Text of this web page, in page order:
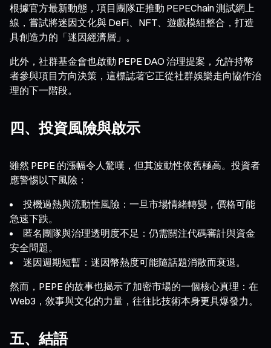
根據官方最新動態，項目團隊正推動 PEPEChain 測試網上
線，嘗試將迷因文化與 DeFi、NFT、遊戲模組整合，打造
具創造力的「迷因經濟層」。
此外，社群基金會也啟動 PEPE DAO 治理提案，允許持幣
者參與項目方向決策，這標誌著它正從社群娛樂走向協作治
理的下一階段。
四、投資風險與啟示
雖然 PEPE 的漲幅令人驚嘆，但其波動性依舊極高。投資者
應警惕以下風險：
投機過熱與流動性風險：一旦市場情緒轉變，價格可能
急速下跌。
匿名團隊與治理透明度不足：仍需關注代碼審計與資金
安全問題。
迷因週期短暫：迷因幣熱度可能隨話題消散而衰退。
然而，PEPE 的故事也揭示了加密市場的一個核心真理：在
Web3，敘事與文化的力量，往往比技術本身更具爆發力。
五、結語